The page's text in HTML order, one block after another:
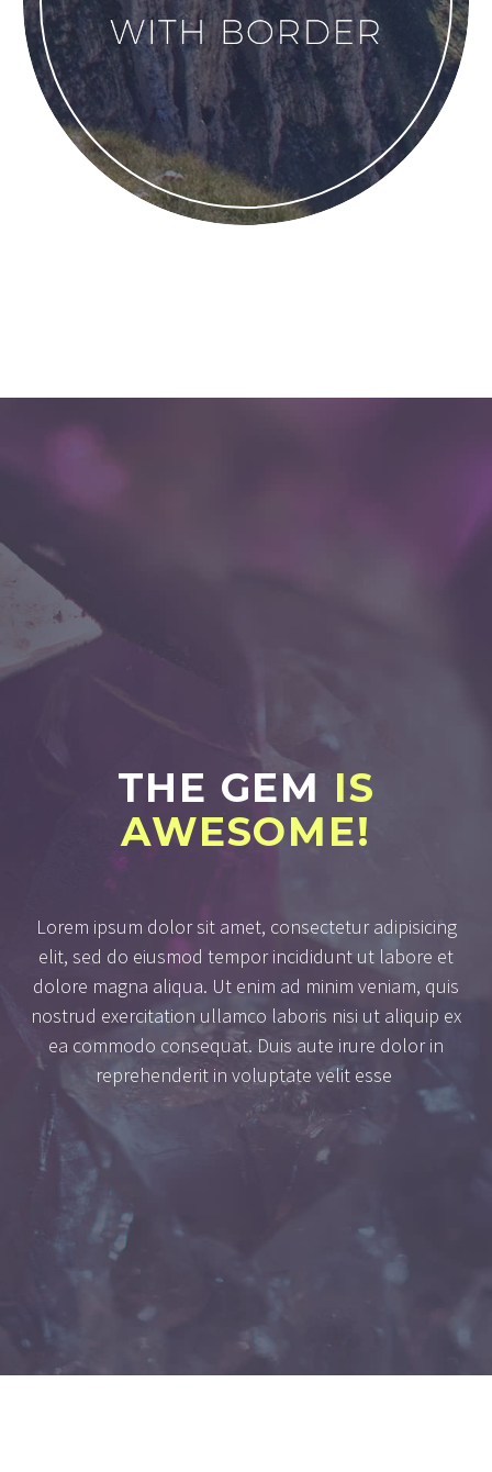
THE GEM IS
AWESOME!
Lorem ipsum dolor sit amet, consectetur adipisicing
elit, sed do eiusmod tempor incididunt ut labore et
dolore magna aliqua. Ut enim ad minim veniam, quis
nostrud exercitation ullamco laboris nisi ut aliquip ex
ea commodo consequat. Duis aute irure dolor in
reprehenderit in voluptate velit esse